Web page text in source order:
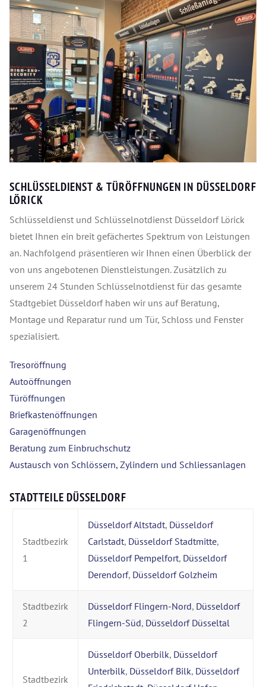
SCHLÜSSELDIENST & TÜRÖFFNUNGEN IN DÜSSELDORF
LÖRICK
Schlüsseldienst und Schlüsselnotdienst Düsseldorf Lörick
bietet Ihnen ein breit gefächertes Spektrum von Leistungen
an. Nachfolgend präsentieren wir Ihnen einen Überblick der
von uns angebotenen Dienstleistungen. Zusätzlich zu
unserem 24 Stunden Schlüsselnotdienst für das gesamte
Stadtgebiet Düsseldorf haben wir uns auf Beratung,
Montage und Reparatur rund um Tür, Schloss und Fenster
spezialisiert.
Tresoröffnung
Autoöffnungen
Türöffnungen
Briefkastenöffnungen
Garagenöffnungen
Beratung zum Einbruchschutz
Austausch von Schlössern, Zylindern und Schliessanlagen
STADTTEILE DÜSSELDORF
Stadtbezirk
1
Düsseldorf Altstadt, Düsseldorf
Carlstadt, Düsseldorf Stadtmitte,
Düsseldorf Pempelfort, Düsseldorf
Derendorf, Düsseldorf Golzheim
Stadtbezirk
2
Düsseldorf Flingern-Nord, Düsseldorf
Flingern-Süd, Düsseldorf Düsseltal
Stadtbezirk
Düsseldorf Oberbilk, Düsseldorf
Unterbilk, Düsseldorf Bilk, Düsseldorf